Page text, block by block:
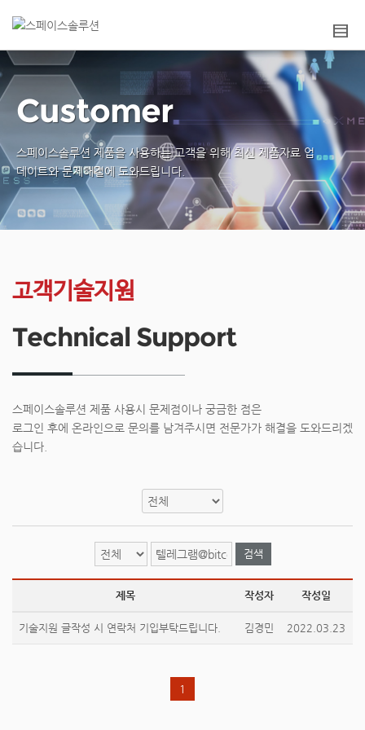
스페이스솔루션 제품을 사용하는 고객을 위해최신 제품자료 업
데이트와 문제해결에 도와드립니다.
Customer
고객기술지원
Technical Support
스페이스솔루션 제품 사용시 문제점이나 궁금한 점은
로그인 후에 온라인으로 문의를 남겨주시면 전문가가 해결을 도와드리겠
습니다.
검색
제목 작성자 작성일
기술지원 글작성 시 연락처 기입부탁드립니다. 김경민 2022.03.23
1